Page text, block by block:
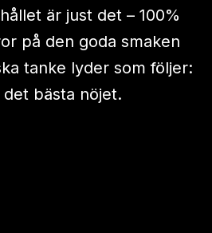
är just det – 100%
på den goda smaken
tanke lyder som följer:
bästa nöjet.